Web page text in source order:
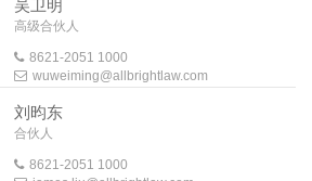
吴卫明
高级合伙人
8621-2051 1000
wuweiming@allbrightlaw.com
刘昀东
合伙人
8621-2051 1000